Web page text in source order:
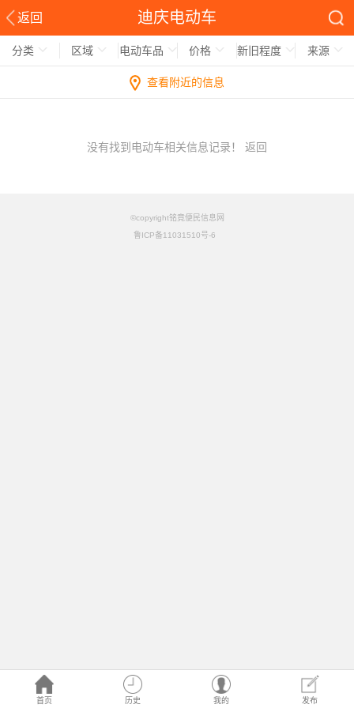
返回 迪庆电动车
首页 历史 我的 发布
分类 区域 电动车品 价格 新旧程度 来源
查看附近的信息
没有找到电动车相关信息记录！ 返回
©copyright铭竟便民信息网
鲁ICP备11031510号-6